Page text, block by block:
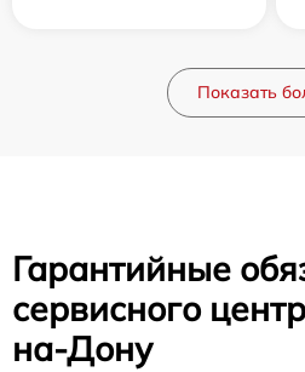
Показать
Гарантийные
сервисного
на-Дону